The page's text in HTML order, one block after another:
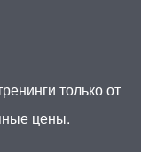
только от
цены.